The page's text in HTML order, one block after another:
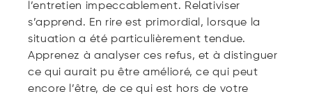
l’entretien impeccablement. Relativiser
s’apprend. En rire est primordial, lorsque la
situation a été particulièrement tendue.
Apprenez à analyser ces refus, et à distinguer
ce qui aurait pu être amélioré, ce qui peut
encore l’être, de ce qui est hors de votre